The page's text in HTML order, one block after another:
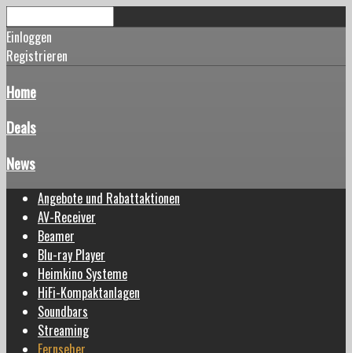
Einloggen
Registrieren
Home
Deals
News
Angebote und Rabattaktionen
AV-Receiver
Beamer
Blu-ray Player
Heimkino Systeme
HiFi-Kompaktanlagen
Soundbars
Streaming
Fernseher